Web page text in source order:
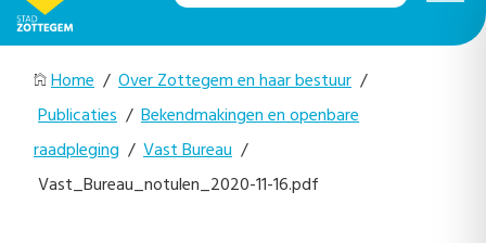
Home / Over Zottegem en haar bestuur /
Publicaties / Bekendmakingen en openbare
raadpleging / Vast Bureau /
Vast_Bureau_notulen_2020-11-16.pdf